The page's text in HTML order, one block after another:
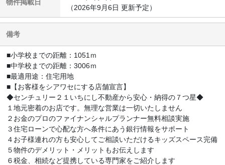
物件掲載日
（2026年9月6日 更新予定）
備考
■小学校までの距離：1051ｍ
■中学校までの距離：3006ｍ
■最適用途：住宅用地
■【お客様をシアワセにする店舗宣言】
◆センチュリー２１いちにし不動産から安心・納得の７つ星◆
１地元密着のお店です。無理な営業は一切いたしません
２お金のプロのファイナンシャルプランナー無料相談実施
３住宅ローンで心配な方へ条件にあう銀行情報をサポート
４お子様連れの方も安心してご相談いただけるキッズスペース完備
５物件のデメリット・メリットもお伝えします
６税金、相続など提携している専門家をご紹介します